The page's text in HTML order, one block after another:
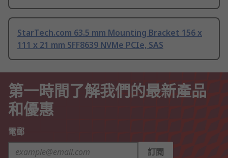
StarTech.com 63.5 mm Mounting Bracket 156 x
111 x 21 mm SFF8639 NVMe PCIe, SAS
第一時間了解我們的最新產品
和優惠
電郵
訂閱